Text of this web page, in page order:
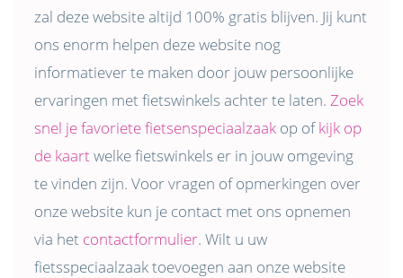
zal deze website altijd 100% gratis blijven. Jij kunt
ons enorm helpen deze website nog
informatiever te maken door jouw persoonlijke
ervaringen met fietswinkels achter te laten. Zoek
snel je favoriete fietsenspeciaalzaakop ofkijk op
de kaartwelke fietswinkels er in jouw omgeving
te vinden zijn. Voor vragen of opmerkingen over
onze website kun je contact met ons opnemen
via het contactformulier. Wilt u uw
fietsspeciaalzaak toevoegen aan onze website